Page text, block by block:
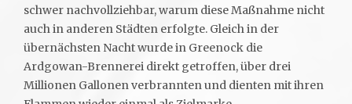
schwer nachvollziehbar, warum diese Maßnahme nicht
auch in anderen Städten erfolgte. Gleich in der
übernächsten Nacht wurde in Greenock die
Ardgowan-Brennerei direkt getroffen, über drei
Millionen Gallonen verbrannten und dienten mit ihren